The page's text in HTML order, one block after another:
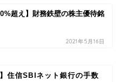
超え】財務鉄壁の株主優待銘
2021年5月16日
】住信SBIネット銀行の手数